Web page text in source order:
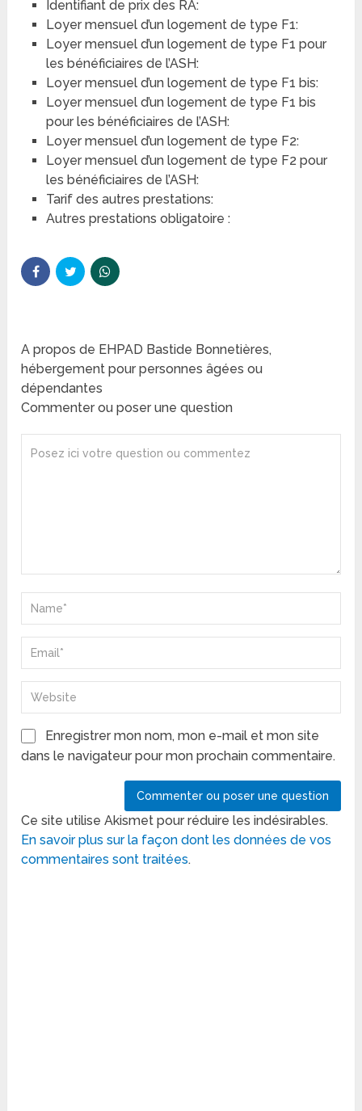
Identifiant de prix des RA:
Loyer mensuel d’un logement de type F1:
Loyer mensuel d’un logement de type F1 pour
les bénéficiaires de l’ASH:
Loyer mensuel d’un logement de type F1 bis:
Loyer mensuel d’un logement de type F1 bis
pour les bénéficiaires de l’ASH:
Loyer mensuel d’un logement de type F2:
Loyer mensuel d’un logement de type F2 pour
les bénéficiaires de l’ASH:
Tarif des autres prestations:
Autres prestations obligatoire :
A propos de EHPAD Bastide Bonnetières,
hébergement pour personnes âgées ou
dépendantes
Commenter ou poser une question
Enregistrer mon nom, mon e-mail et mon site
dans le navigateur pour mon prochain commentaire.
Ce site utilise Akismet pour réduire les indésirables.
En savoir plus sur la façon dont les données de vos
commentaires sont traitées.